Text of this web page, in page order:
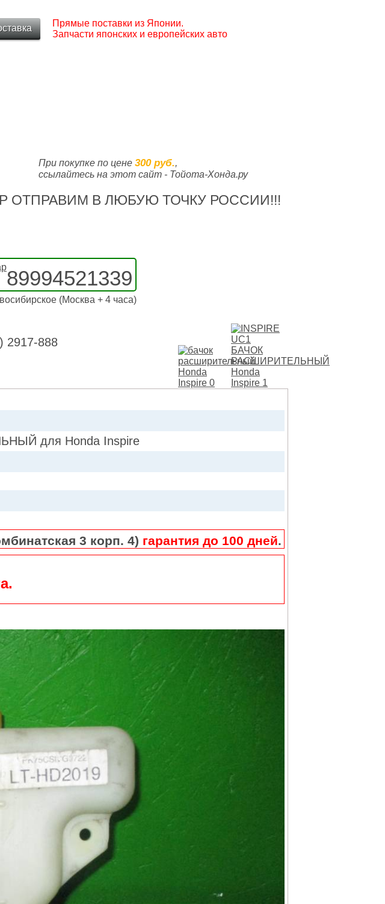
Прямые поставки из Японии.
Запчасти японских и европейских авто
При покупке по цене 300 руб.,
ссылайтесь на этот сайт - Тойота-Хонда.ру
ОТПРАВИМ В ЛЮБУЮ ТОЧКУ РОССИИ!!!
89994521339
(Москва + 4 часа)
2917-888
для Honda Inspire
3 корп. 4) гарантия до 100 дней.